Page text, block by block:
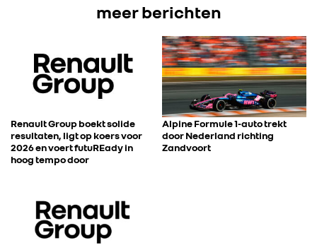
meer berichten
Renault Group boekt solide
resultaten, ligt op koers voor
2026 en voert futuREady in
hoog tempo door
Alpine Formule 1-auto trekt
door Nederland richting
Zandvoort